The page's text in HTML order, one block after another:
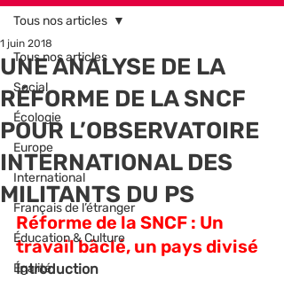
Tous nos articles
Social
Écologie
Europe
International
Français de l’étranger
Éducation & Culture
Égalité
Tous nos articles
UNE ANALYSE DE LA
RÉFORME DE LA SNCF
POUR L’OBSERVATOIRE
INTERNATIONAL DES
MILITANTS DU PS
1 juin 2018
Réforme de la SNCF : Un
travail bâclé, un pays divisé
Introduction